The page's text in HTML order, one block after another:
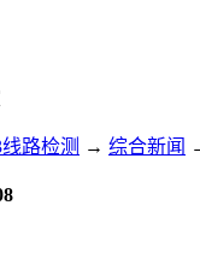
路检测 → 综合新闻